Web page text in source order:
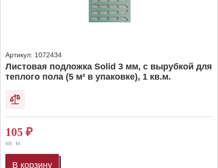
Артикул: 1072434
Листовая подложка Solid 3 мм, с вырубкой для
теплого пола (5 м² в упаковке), 1 кв.м.
105 ₽
кв. м.
В корзину